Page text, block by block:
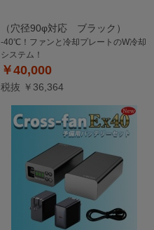
（穴径90φ対応 ブラック）
-40℃！ファンと冷却プレートのW冷却
システム！
￥40,000
税抜 ￥36,364